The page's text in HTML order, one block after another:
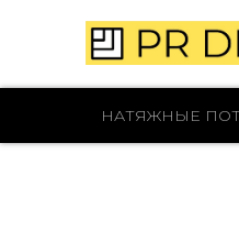
НАТЯЖНЫЕ